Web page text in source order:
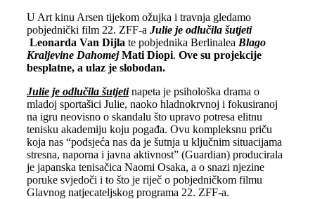
U Art kinu Arsen tijekom ožujka i travnja gledamo
pobjednički film 22. ZFF-a Julie je odlučila šutjeti
Leonarda Van Dijla te pobjednika Berlinalea Blago
Kraljevine Dahomej Mati Diopi. Ove su projekcije
besplatne, a ulaz je slobodan.
Julie je odlučila šutjetinapeta je psihološka drama o
mladoj sportašici Julie, naoko hladnokrvnoj i fokusiranoj
na igru neovisno o skandalu što upravo potresa elitnu
tenisku akademiju koju pogađa. Ovu kompleksnu priču
koja nas “podsjeća nas da je šutnja u ključnim situacijama
stresna, naporna i javna aktivnost” (Guardian) producirala
je japanska tenisačica Naomi Osaka, a o snazi njezine
poruke svjedoči i to što je riječ o pobjedničkom filmu
Glavnog natjecateljskog programa 22. ZFF-a.